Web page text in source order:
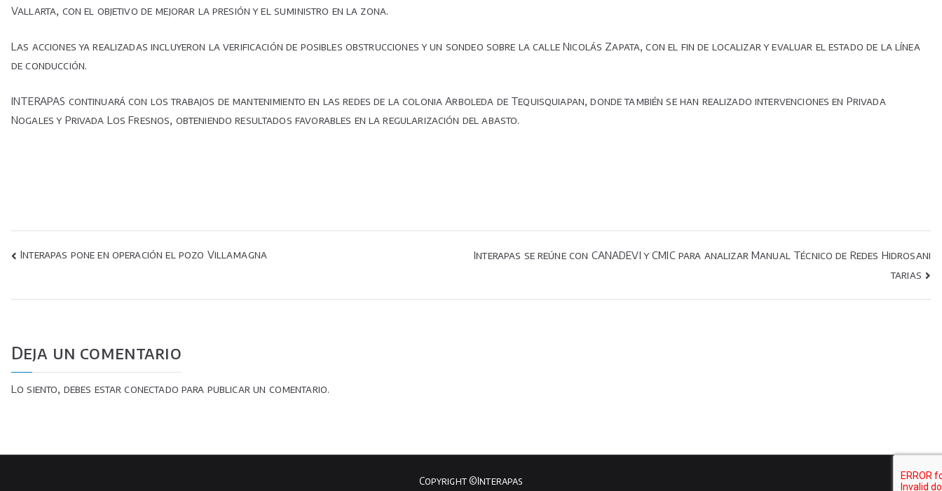
agua
Villas
Vallarta, con el objetivo de mejorar la presión y el suministro en la zona.
Las acciones ya realizadas incluyeron la verificación de posibles obstrucciones y un sondeo sobre la calle Nicolás Zapata, con el fin de localizar y evaluar el estado de la línea
de conducción.
INTERAPAS continuará con los trabajos de mantenimiento en las redes de la colonia Arboleda de Tequisquiapan, donde también se han realizado intervenciones en Privada
Nogales y Privada Los Fresnos, obteniendo resultados favorables en la regularización del abasto.
Navegación
Interapas pone en operación el pozo Villamagna
Interapas se reúne con CANADEVI y CMIC para analizar Manual Técnico de Redes Hidrosani
tarias
Deja un comentario
Lo siento, debes estarconectado para publicar un comentario.
Copyright ©Interapas